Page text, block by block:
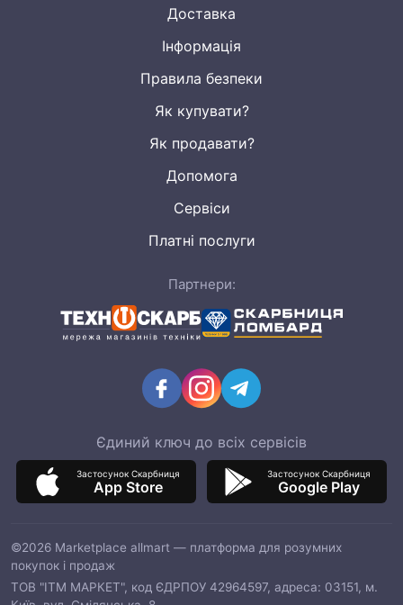
Доставка
Інформація
Правила безпеки
Як купувати?
Як продавати?
Допомога
Сервіси
Платні послуги
Партнери:
Єдиний ключ до всіх сервісів
Застосунок Скарбниця
App Store
Застосунок Скарбниця
Google Play
©2026 Marketplace allmart — платформа для розумних
покупок і продаж
ТОВ "ІТМ МАРКЕТ", код ЄДРПОУ 42964597, адреса: 03151, м.